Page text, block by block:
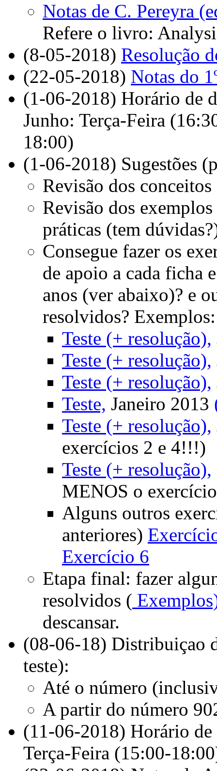
Notas de C. Pereyra
Refere o livro:
(8-05-2018) Resolução
(22-05-2018) Notas do
(1-06-2018) Horário de
Junho: Terça-Feira
18:00)
(1-06-2018) Sugestões
Revisão dos
Revisão dos
práticas (tem
Consegue fazer os
de apoio a cada ficha
anos (ver abaixo)? e
resolvidos? Exemplos:
Teste (+ resolução),
Teste (+ resolução),
Teste (+ resolução),
Teste, Janeiro 2013
Teste (+ resolução),
exercícios 2 e 4!!!)
Teste (+ resolução),
MENOS o
Alguns outros
anteriores)
Exercício 6
Etapa final: fazer
resolvidos (
descansar.
(08-06-18) Distribuiçao
teste):
Até o número
A partir do número
(11-06-2018) Horário de
Terça-Feira (15:00-